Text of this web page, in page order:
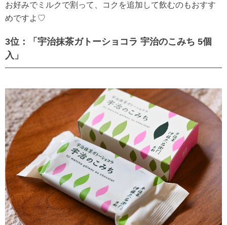
お好みでミルクで割って、コクを追加して飲むのもおすす
めですよ♡
3位：「宇治抹茶ガトーショコラ 宇治のこみち 5個
入」